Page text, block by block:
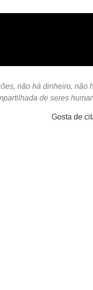
não há dinheiro,
de seres
Gosta de